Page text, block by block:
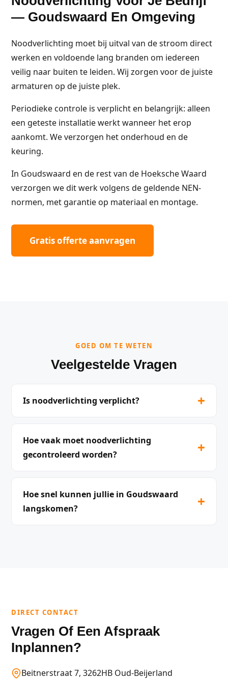
— Goudswaard En Omgeving
Noodverlichting moet bij uitval van de stroom direct
werken en voldoende lang branden om iedereen
veilig naar buiten te leiden. Wij zorgen voor de juiste
armaturen op de juiste plek.
Periodieke controle is verplicht en belangrijk: alleen
een geteste installatie werkt wanneer het erop
aankomt. We verzorgen het onderhoud en de
keuring.
In Goudswaard en de rest van de Hoeksche Waard
verzorgen we dit werk volgens de geldende NEN-
normen, met garantie op materiaal en montage.
Gratis offerte aanvragen
GOED OM TE WETEN
Veelgestelde Vragen
Is noodverlichting verplicht? +
Hoe vaak moet noodverlichting
gecontroleerd worden?
+
Hoe snel kunnen jullie in Goudswaard
langskomen?
+
DIRECT CONTACT
Vragen Of Een Afspraak
Inplannen?
Beitnerstraat 7, 3262HB Oud-Beijerland